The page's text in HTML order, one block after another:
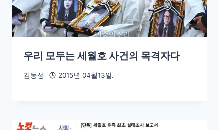
우리 모두는 세월호 사건의 목격자다
김동성 2015년 04월13일.